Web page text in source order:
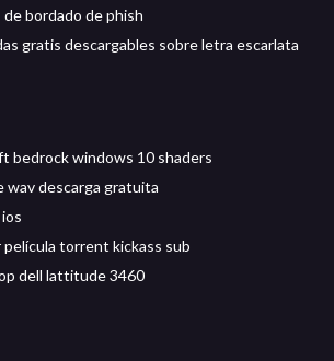
bordado de phish
gratis descargables sobre letra escarlata
bedrock windows 10 shaders
wav descarga gratuita
película torrent kickass sub
dell lattitude 3460